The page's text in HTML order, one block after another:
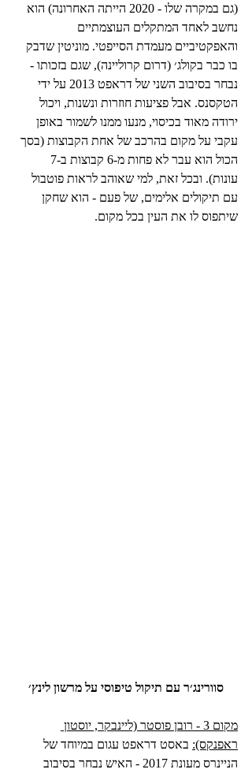
(גם במקרה שלו - 2020 הייתה האחרונה) הוא
נחשב לאחד המתקלים העוצמתיים
והאפקטיביים מעמדת הסייפטי. מוניטין שדבק
בו כבר בקולג׳ (דרום קרוליינה), שגם בזכותו -
נבחר בסיבוב השני של דראפט 2013 על ידי
הטקסנס. אבל פציעות חוזרות ונשנות, ויכול
ירודה מאוד בכיסוי, מנעו ממנו לשמור באופן
עקבי על מקום בהרכב של אחת הקבוצות (בסך
עונות). ובכל זאת, למי שאוהב לראות פוטבול
עם תיקולים אלימים, של פעם - הוא שחקן
שיתפוס לו את העין בכל מקום.
סוורינג׳ר עם תיקול טיפוסי על מרשון לינץ׳
מקום 3 - רובן פוסטר (ליינבקר, יוסטון
ראפנקס): באסט דראפט עגום במיוחד של
הניינרס מעונת 2017 - האיש נבחר בסיבוב